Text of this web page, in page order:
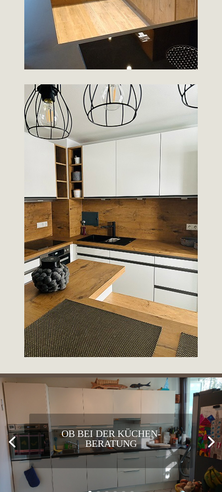
OB BEI DER KÜCHEN-
BERATUNG